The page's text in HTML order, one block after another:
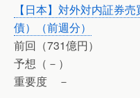
【日本】対外対内証券
債）（前週分）
前回（731億円）
予想（－）
重要度 －